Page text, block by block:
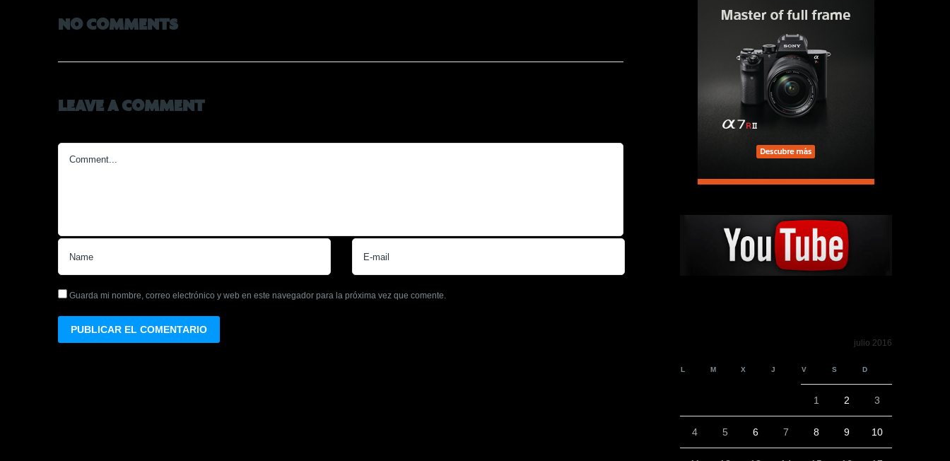
NO COMMENTS
LEAVE A COMMENT
Guarda mi nombre, correo electrónico y web en este navegador para la próxima vez que comente.
julio 2016
L M X J V S D
1 2 3
4 5 6 7 8 9 10